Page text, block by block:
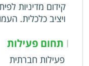
קידום מדיניות
ויציב כלכלית.
אסטרטגיות
בתחומי התשתיות,
לקדם את הגליל
| תחום פעילות
פעילות חברתית